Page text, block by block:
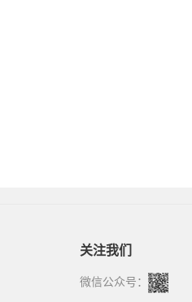
关注我们
微信公众号：